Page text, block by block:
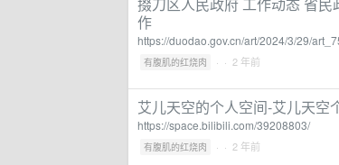
作
https://duodao.gov.cn/art/2024/3/29/
有腹肌的红烧肉 · · 2 年前
艾儿天空的个人空间-艾儿天空
https://space.bilibili.com/39208803/
有腹肌的红烧肉 · · 2 年前